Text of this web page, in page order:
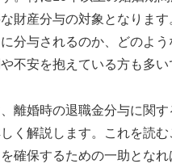
財産分与の対象となりま
分与されるのか、どのよ
不安を抱えている方も多い
離婚時の退職金分与に関
く解説します。これを読
確保するための一助となれ